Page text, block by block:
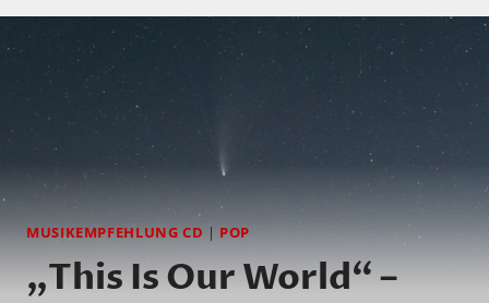
MUSIKEMPFEHLUNG CD | POP
„This Is Our World“ –